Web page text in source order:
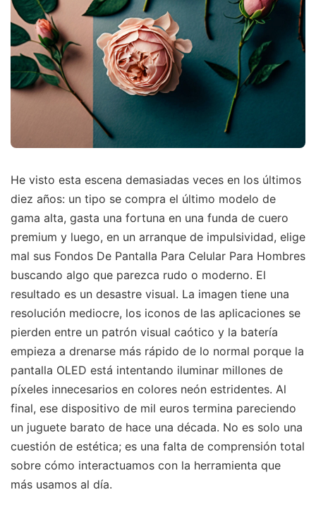
He visto esta escena demasiadas veces en los últimos
diez años: un tipo se compra el último modelo de
gama alta, gasta una fortuna en una funda de cuero
premium y luego, en un arranque de impulsividad, elige
mal sus Fondos De Pantalla Para Celular Para Hombres
buscando algo que parezca rudo o moderno. El
resultado es un desastre visual. La imagen tiene una
resolución mediocre, los iconos de las aplicaciones se
pierden entre un patrón visual caótico y la batería
empieza a drenarse más rápido de lo normal porque la
pantalla OLED está intentando iluminar millones de
píxeles innecesarios en colores neón estridentes. Al
final, ese dispositivo de mil euros termina pareciendo
un juguete barato de hace una década. No es solo una
cuestión de estética; es una falta de comprensión total
sobre cómo interactuamos con la herramienta que
más usamos al día.